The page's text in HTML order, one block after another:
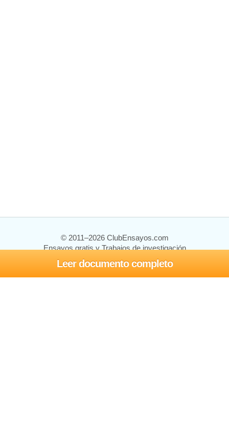
Leer documento completo
© 2011–2026 ClubEnsayos.com
Ensayos gratis y Trabajos de investigación